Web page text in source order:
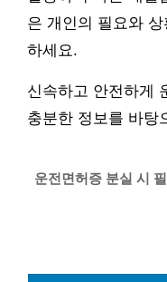
은 개인의 필요와
하세요.
신속하고 안전하게
충분한 정보를 바탕
운전면허증 분실 시